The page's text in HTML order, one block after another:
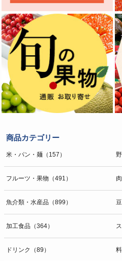
商品カテゴリー
米・パン・麺（157）
フルーツ・果物（491）
魚介類・水産品（899）
加工食品（364）
ドリンク（89）